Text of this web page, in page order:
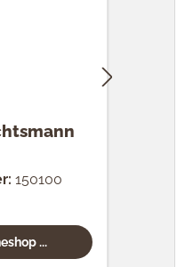
150100
...